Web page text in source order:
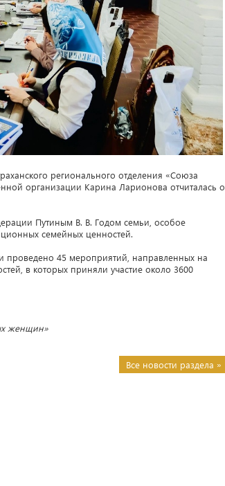
регионального отделения «Союза
организации Карина Ларионова отчиталась о
Путиным В. В. Годом семьи, особое
семейных ценностей.
проведено 45 мероприятий, направленных на
в которых приняли участие около 3600
женщин»
Все новости раздела »